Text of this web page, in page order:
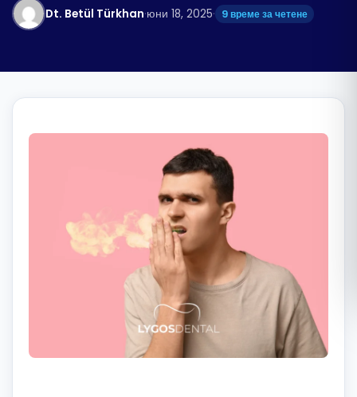
Português
Dt. Betül Türkhan·юни 18, 2025· 9 време за четене